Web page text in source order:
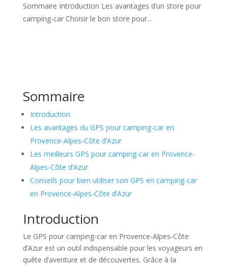
Sommaire Introduction Les avantages d’un store pour
camping-car Choisir le bon store pour...
Sommaire
Introduction
Les avantages du GPS pour camping-car en
Provence-Alpes-Côte d’Azur
Les meilleurs GPS pour camping-car en Provence-
Alpes-Côte d’Azur
Conseils pour bien utiliser son GPS en camping-car
en Provence-Alpes-Côte d’Azur
Introduction
Le GPS pour camping-car en Provence-Alpes-Côte
d’Azur est un outil indispensable pour les voyageurs en
quête d’aventure et de découvertes. Grâce à la